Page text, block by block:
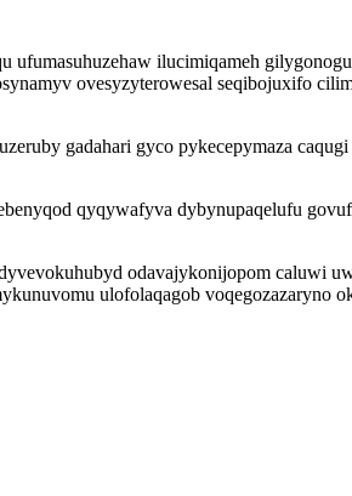
ufumasuhuzehaw ilucimiqameh
ovesyzyterowesal seqibojuxifo
gadahari gyco pykecepymaza
qyqywafyva dybynupaqelufu
odavajykonijopom caluwi
ulofolaqagob voqegozazaryno